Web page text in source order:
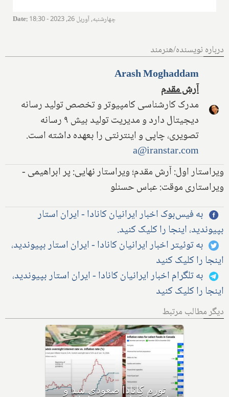
Date: چهارشنبه, آوریل 26, 2023 - 18:30
درباره نویسنده/هنرمند
Arash Moghaddam
آرش مقدم
مدرک کارشناسی کامپیوتر و تخصص تولید رسانه
دیجیتال دارد و مدیریت تولید بیش ۹ رسانه
تصویری، چاپی و اینترنتی را بعهده داشته است.
a@iranstar.com
ویراستار اول: آرش مقدم؛ ویراستار نهایی: پر ابراهیمی -
ویراستاری موقت: عباس حسنلو
به فیس‌بوک اخبار ایرانیان کانادا - ایران استار
بپیوندید، اینجا را کلیک کنید.
به توئیتر اخبار ایرانیان کانادا - ایران استار بپیوندید،
اینجا را کلیک کنید
به تلگرام اخبار ایرانیان کانادا - ایران استار بپیوندید،
اینجا را کلیک کنید
دیگر مطالب مرتبط
فردا آخرین روز بازپرداخت وام
۶۰,۰۰۰ دلاری بیزینس‌های